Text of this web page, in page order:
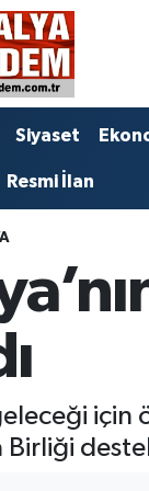
Siyaset
Resmi İlan
için
Birliği
Fikstür